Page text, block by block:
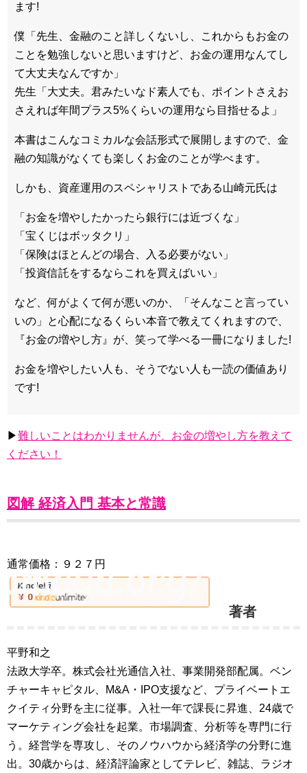
ます!
僕「先生、金融のこと詳しくないし、これからもお金の
ことを勉強しないと思いますけど、お金の運用なんてし
て大丈夫なんですか」
先生「大丈夫。君みたいなド素人でも、ポイントさえお
さえれば年間プラス5%くらいの運用なら目指せるよ」
本書はこんなコミカルな会話形式で展開しますので、金
融の知識がなくても楽しくお金のことが学べます。
しかも、資産運用のスペシャリストである山崎元氏は
「お金を増やしたかったら銀行には近づくな」
「宝くじはボッタクリ」
「保険はほとんどの場合、入る必要がない」
「投資信託をするならこれを買えばいい」
など、何がよくて何が悪いのか、「そんなこと言ってい
いの」と心配になるくらい本音で教えてくれますので、
『お金の増やし方』が、笑って学べる一冊になりました!
お金を増やしたい人も、そうでない人も一読の価値あり
です!
▶難しいことはわかりませんが、お金の増やし方を教えて
ください！
図解 経済入門 基本と常識
通常価格：９２７円
著者
平野和之
法政大学卒。株式会社光通信入社、事業開発部配属。ベン
チャーキャピタル、M&A・IPO支援など、プライベートエ
クイティ分野を主に従事。入社一年で課長に昇進、24歳で
マーケティング会社を起業。市場調査、分析等を専門に行
う。経営学を専攻し、そのノウハウから経済学の分野に進
出。30歳からは、経済評論家としてテレビ、雑誌、ラジオ